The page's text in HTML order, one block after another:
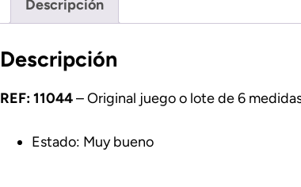
Descripción
Descripción
REF: 11044– Original juego o lote de 6
Estado: Muy bueno